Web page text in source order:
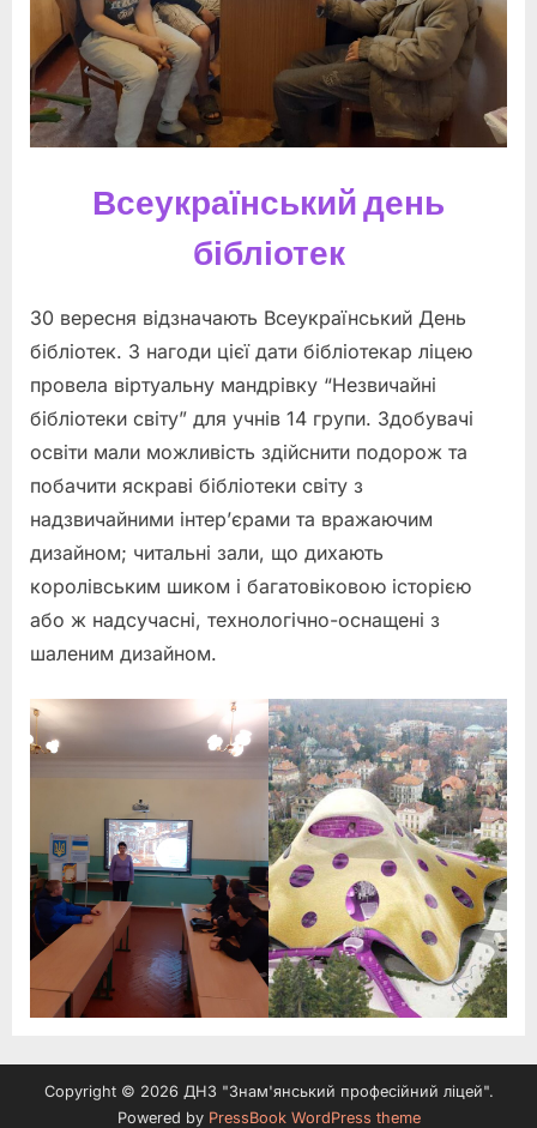
Всеукраїнський день
бібліотек
30 вересня відзначають Всеукраїнський День
бібліотек. З нагоди цієї дати бібліотекар ліцею
провела віртуальну мандрівку “Незвичайні
бібліотеки світу” для учнів 14 групи. Здобувачі
освіти мали можливість здійснити подорож та
побачити яскраві бібліотеки світу з
надзвичайними інтер’єрами та вражаючим
дизайном; читальні зали, що дихають
королівським шиком і багатовіковою історією
або ж надсучасні, технологічно-оснащені з
шаленим дизайном.
Copyright © 2026 ДНЗ "Знам'янський професійний ліцей".
Powered by PressBook WordPress theme